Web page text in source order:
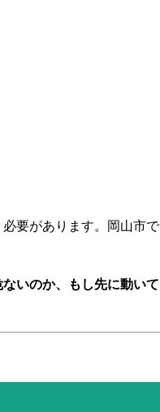
要があります。岡山市で
いのか、もし先に動いて